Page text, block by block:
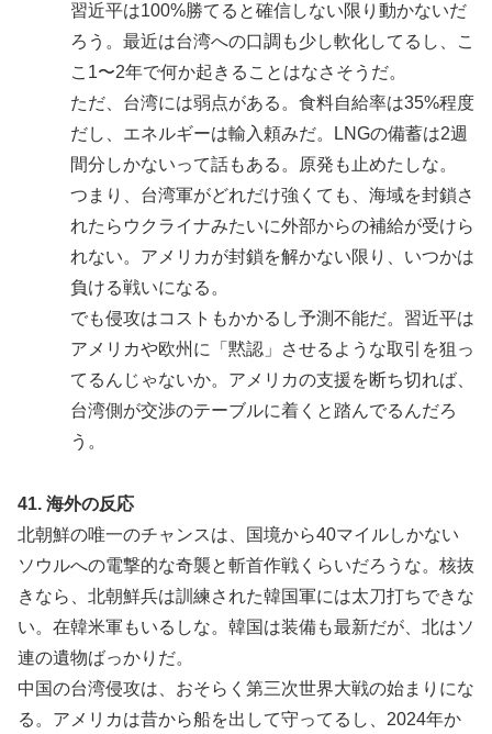
習近平は100%勝てると確信しない限り動かないだ
ろう。最近は台湾への口調も少し軟化してるし、こ
こ1〜2年で何か起きることはなさそうだ。
ただ、台湾には弱点がある。食料自給率は35%程度
だし、エネルギーは輸入頼みだ。LNGの備蓄は2週
間分しかないって話もある。原発も止めたしな。
つまり、台湾軍がどれだけ強くても、海域を封鎖さ
れたらウクライナみたいに外部からの補給が受けら
れない。アメリカが封鎖を解かない限り、いつかは
負ける戦いになる。
でも侵攻はコストもかかるし予測不能だ。習近平は
アメリカや欧州に「黙認」させるような取引を狙っ
てるんじゃないか。アメリカの支援を断ち切れば、
台湾側が交渉のテーブルに着くと踏んでるんだろ
う。
41. 海外の反応
北朝鮮の唯一のチャンスは、国境から40マイルしかない
ソウルへの電撃的な奇襲と斬首作戦くらいだろうな。核抜
きなら、北朝鮮兵は訓練された韓国軍には太刀打ちできな
い。在韓米軍もいるしな。韓国は装備も最新だが、北はソ
連の遺物ばっかりだ。
中国の台湾侵攻は、おそらく第三次世界大戦の始まりにな
る。アメリカは昔から船を出して守ってるし、2024年か